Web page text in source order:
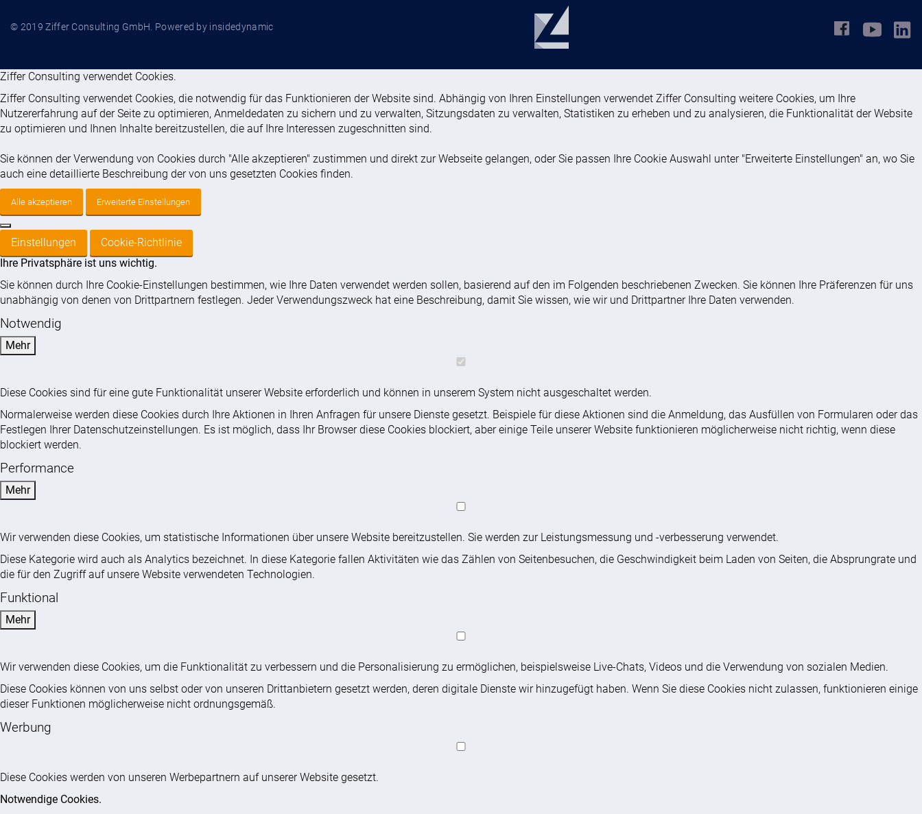
© 2019 Ziffer Consulting GmbH. Powered by insidedynamic
Ziffer Consulting verwendet Cookies.
Ziffer Consulting verwendet Cookies, die notwendig für das Funktionieren der Website sind. Abhängig von Ihren Einstellungen verwendet Ziffer Consulting weitere Cookies, um Ihre
Nutzererfahrung auf der Seite zu optimieren, Anmeldedaten zu sichern und zu verwalten, Sitzungsdaten zu verwalten, Statistiken zu erheben und zu analysieren, die Funktionalität der Website
zu optimieren und Ihnen Inhalte bereitzustellen, die auf Ihre Interessen zugeschnitten sind.
Sie können der Verwendung von Cookies durch "Alle akzeptieren" zustimmen und direkt zur Webseite gelangen, oder Sie passen Ihre Cookie Auswahl unter "Erweiterte Einstellungen" an, wo Sie
auch eine detaillierte Beschreibung der von uns gesetzten Cookies finden.
Alle akzeptieren Erweiterte Einstellungen
Einstellungen
Cookie-Richtlinie
Ihre Privatsphäre ist uns wichtig.
Sie können durch Ihre Cookie-Einstellungen bestimmen, wie Ihre Daten verwendet werden sollen, basierend auf den im Folgenden beschriebenen Zwecken. Sie können Ihre Präferenzen für uns
unabhängig von denen von Drittpartnern festlegen. Jeder Verwendungszweck hat eine Beschreibung, damit Sie wissen, wie wir und Drittpartner Ihre Daten verwenden.
Notwendig
Mehr
Diese Cookies sind für eine gute Funktionalität unserer Website erforderlich und können in unserem System nicht ausgeschaltet werden.
Normalerweise werden diese Cookies durch Ihre Aktionen in Ihren Anfragen für unsere Dienste gesetzt. Beispiele für diese Aktionen sind die Anmeldung, das Ausfüllen von Formularen oder das
Festlegen Ihrer Datenschutzeinstellungen. Es ist möglich, dass Ihr Browser diese Cookies blockiert, aber einige Teile unserer Website funktionieren möglicherweise nicht richtig, wenn diese
blockiert werden.
Performance
Mehr
Wir verwenden diese Cookies, um statistische Informationen über unsere Website bereitzustellen. Sie werden zur Leistungsmessung und -verbesserung verwendet.
Diese Kategorie wird auch als Analytics bezeichnet. In diese Kategorie fallen Aktivitäten wie das Zählen von Seitenbesuchen, die Geschwindigkeit beim Laden von Seiten, die Absprungrate und
die für den Zugriff auf unsere Website verwendeten Technologien.
Funktional
Mehr
Wir verwenden diese Cookies, um die Funktionalität zu verbessern und die Personalisierung zu ermöglichen, beispielsweise Live-Chats, Videos und die Verwendung von sozialen Medien.
Diese Cookies können von uns selbst oder von unseren Drittanbietern gesetzt werden, deren digitale Dienste wir hinzugefügt haben. Wenn Sie diese Cookies nicht zulassen, funktionieren einige
dieser Funktionen möglicherweise nicht ordnungsgemäß.
Werbung
Diese Cookies werden von unseren Werbepartnern auf unserer Website gesetzt.
Notwendige Cookies.